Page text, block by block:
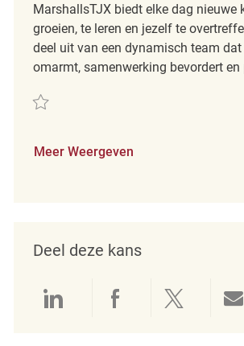
MarshallsTJX biedt elke dag nieuwe
groeien, te leren en jezelf te
deel uit van een dynamisch team
omarmt, samenwerking bevordert en
Redden Retail Merchandising Associate
Meer Weergeven
Deel deze kans
Delen via LinkedIn
Delen viaDelen